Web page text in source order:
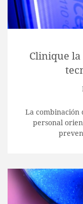
Clinique
La combinación
personal